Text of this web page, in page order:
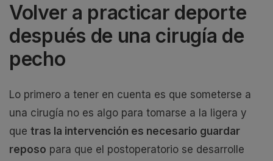
Volver a practicar deporte
después de una cirugía de
pecho
Lo primero a tener en cuenta es que someterse a
una cirugía no es algo para tomarse a la ligera y
que tras la intervención es necesario guardar
reposo para que el postoperatorio se desarrolle